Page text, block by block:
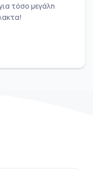
τόσο μεγάλη